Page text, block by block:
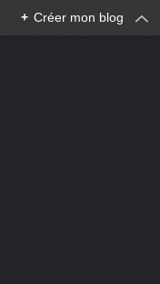
+ Créer mon blog